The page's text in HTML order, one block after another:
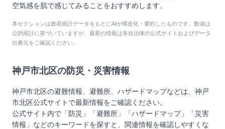
空気感を肌で感じてみることをおすすめします。
本セクションは政府統計データをもとにAIが構造化・要約したものです。数値は
公的統計に基づいていますが、最新の情報は各自治体の公式サイトおよびデータ
出典元をご確認ください。
神戸市北区の防災・災害情報
神戸市北区の避難情報、避難所、ハザードマップなどは、 神戸
市北区公式サイトで最新情報をご確認ください。
公式サイト内で「防災」「避難所」「ハザードマップ」「災害
情報」などのキーワードを探すと、関連情報を確認しやすくな